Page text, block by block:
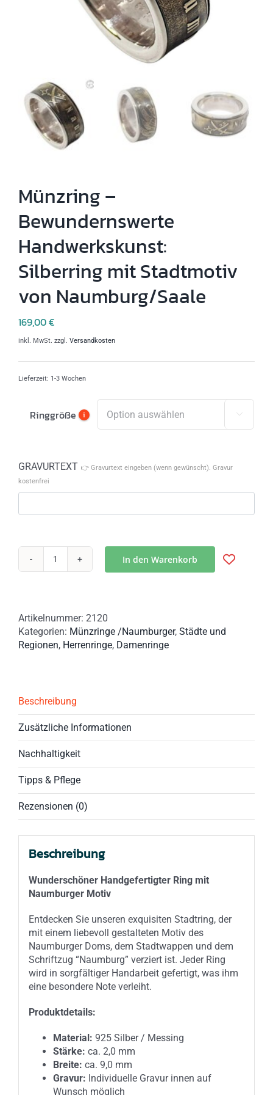
Münzring –
Bewundernswerte
Handwerkskunst:
Silberring mit Stadtmotiv
von Naumburg/Saale
169,00€
inkl. MwSt. zzgl. Versandkosten
Lieferzeit: 1-3 Wochen
Ringgröße i 
GRAVURTEXT 👉 Gravurtext eingeben (wenn gewünscht). Gravur
kostenfrei
Münzring
Silberring
mit
Stadtmotiv
In den Warenkorb
Artikelnummer: 2120
Kategorien: Münzringe /Naumburger, Städte und
Regionen, Herrenringe, Damenringe
Beschreibung
Zusätzliche Informationen
Nachhaltigkeit
Tipps & Pflege
Rezensionen (0)
Beschreibung
Wunderschöner Handgefertigter Ring mit
Naumburger Motiv
Entdecken Sie unseren exquisiten Stadtring, der
mit einem liebevoll gestalteten Motiv des
Naumburger Doms, dem Stadtwappen und dem
Schriftzug “Naumburg” verziert ist. Jeder Ring
wird in sorgfältiger Handarbeit gefertigt, was ihm
eine besondere Note verleiht.
Produktdetails:
Material: 925 Silber / Messing
Stärke: ca. 2,0 mm
Breite: ca. 9,0 mm
Gravur: Individuelle Gravur innen auf
Wunsch möglich